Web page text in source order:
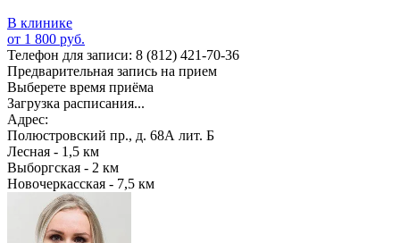
В клинике
от 1 800 руб.
Телефон для записи: 8 (812) 421-70-36
Предварительная запись на прием
Выберете время приёма
Загрузка расписания...
Адрес:
Полюстровский пр., д. 68А лит. Б
Лесная - 1,5 км
Выборгская - 2 км
Новочеркасская - 7,5 км